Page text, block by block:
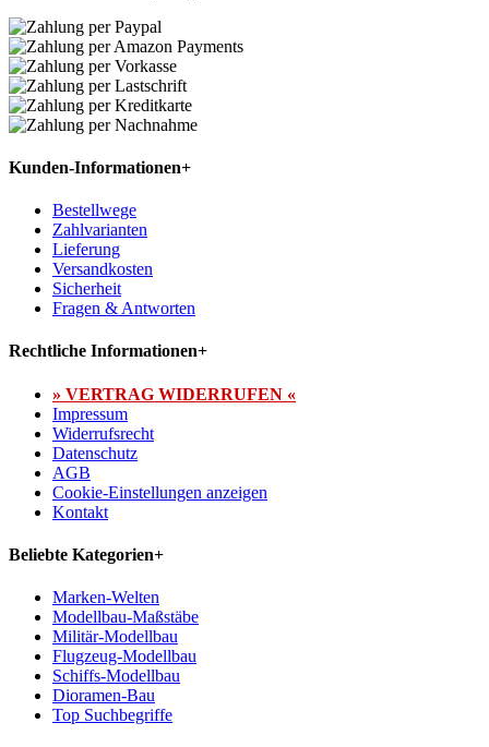
Kunden-Informationen+
Bestellwege
Zahlvarianten
Lieferung
Versandkosten
Sicherheit
Fragen & Antworten
Rechtliche Informationen+
» VERTRAG WIDERRUFEN «
Impressum
Widerrufsrecht
Datenschutz
AGB
Cookie-Einstellungen anzeigen
Kontakt
Beliebte Kategorien+
Marken-Welten
Modellbau-Maßstäbe
Militär-Modellbau
Flugzeug-Modellbau
Schiffs-Modellbau
Dioramen-Bau
Top Suchbegriffe